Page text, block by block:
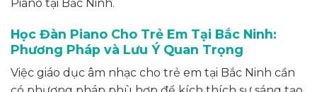
Piano tại Bắc Ninh.
Học Đàn Piano Cho Trẻ Em Tại Bắc Ninh:
Phương Pháp và Lưu Ý Quan Trọng
Việc giáo dục âm nhạc cho trẻ em tại Bắc Ninh cần